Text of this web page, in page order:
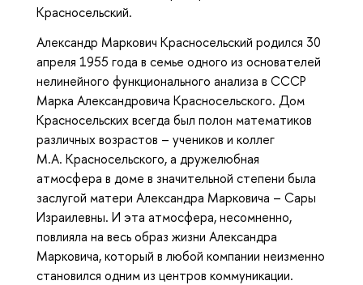
Красносельский.
Александр Маркович Красносельский родился 30
апреля 1955 года в семье одного из основателей
нелинейного функционального анализа в СССР
Марка Александровича Красносельского. Дом
Красносельских всегда был полон математиков
различных возрастов – учеников и коллег
М.А. Красносельского, а дружелюбная
атмосфера в доме в значительной степени была
заслугой матери Александра Марковича – Сары
Израилевны. И эта атмосфера, несомненно,
повлияла на весь образ жизни Александра
Марковича, который в любой компании неизменно
становился одним из центров коммуникации.